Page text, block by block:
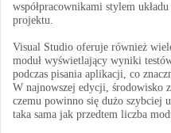
współpracownikami stylem
projektu.
Visual Studio oferuje również
moduł wyświetlający wyniki
podczas pisania aplikacji, co
W najnowszej edycji, środowisko
czemu powinno się dużo szybciej
taka sama jak przedtem liczba